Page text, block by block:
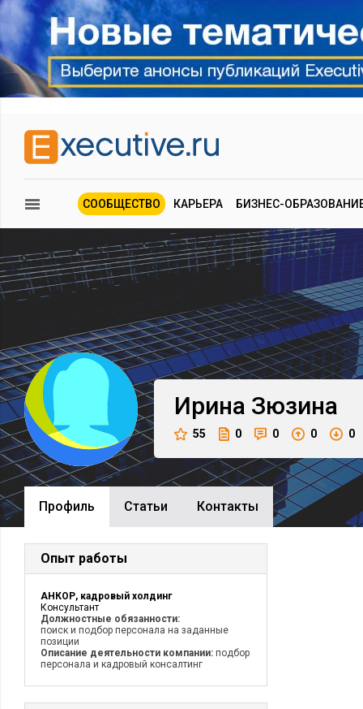
СООБЩЕСТВО КАРЬЕРА БИЗНЕС-
Ирина Зюзина
55 0 0 0 0
Профиль Cтатьи Контакты
Опыт работы
АНКОР, кадровый холдинг
Консультант
Должностные обязанности:
поиск и подбор персонала на заданные
позиции
Описание деятельности компании: подбор
персонала и кадровый консалтинг